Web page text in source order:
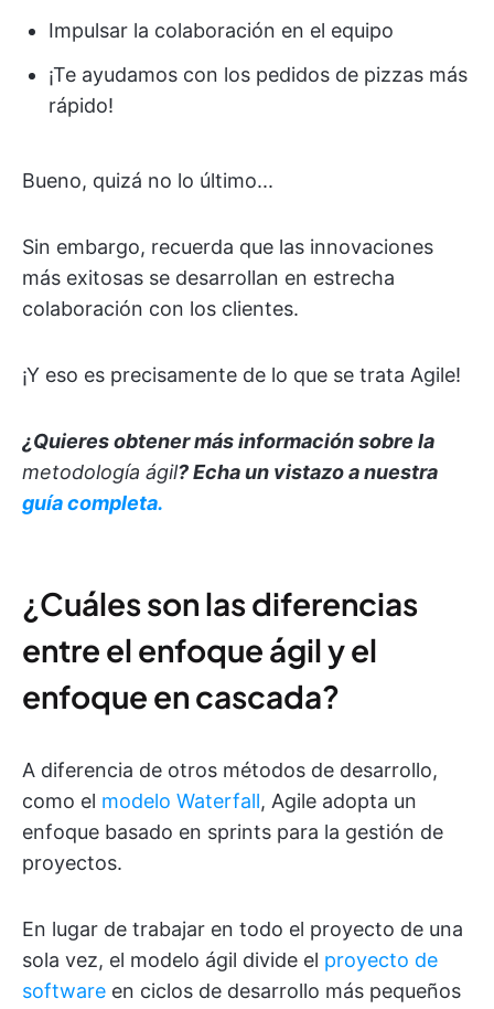
Impulsar la colaboración en el equipo
¡Te ayudamos con los pedidos de pizzas más
rápido!
Bueno, quizá no lo último...
Sin embargo, recuerda que las innovaciones
más exitosas se desarrollan en estrecha
colaboración con los clientes.
¡Y eso es precisamente de lo que se trata Agile!
¿Quieres obtener más información sobre la
metodología ágil? Echa un vistazo a nuestra
guía completa.
¿Cuáles son las diferencias
entre el enfoque ágil y el
enfoque en cascada?
A diferencia de otros métodos de desarrollo,
como el modelo Waterfall, Agile adopta un
enfoque basado en sprints para la gestión de
proyectos.
En lugar de trabajar en todo el proyecto de una
sola vez, el modelo ágil divide el proyecto de
software en ciclos de desarrollo más pequeños